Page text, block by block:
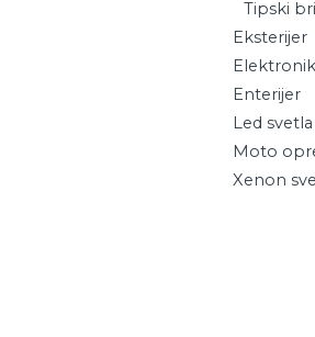
Tipski
Eksterijer
Enterijer
Led
Moto
Xenon